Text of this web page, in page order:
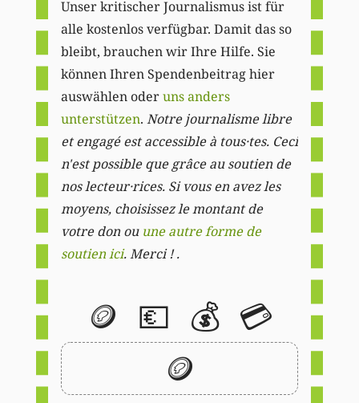
Unser kritischer Journalismus ist für
alle kostenlos verfügbar. Damit das so
bleibt, brauchen wir Ihre Hilfe. Sie
können Ihren Spendenbeitrag hier
auswählen oderuns anders
unterstützen. Notre journalisme libre
et engagé est accessible à tous·tes. Ceci
n'est possible que grâce au soutien de
nos lecteur·rices. Si vous en avez les
moyens, choisissez le montant de
votre don ou une autre forme de
soutien ici. Merci ! .
🪙 💶 💰 💳
🪙